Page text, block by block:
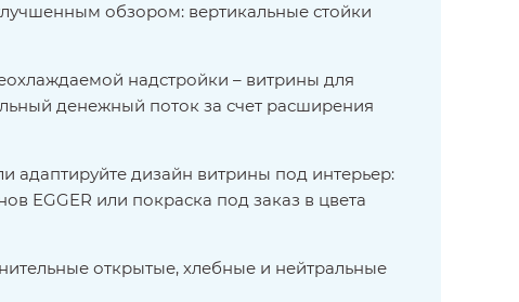
обзором: вертикальные стойки
надстройки – витрины для
денежный поток за счет расширения
адаптируйте дизайн витрины под интерьер:
EGGER или покраска под заказ в цвета
открытые, хлебные и нейтральные